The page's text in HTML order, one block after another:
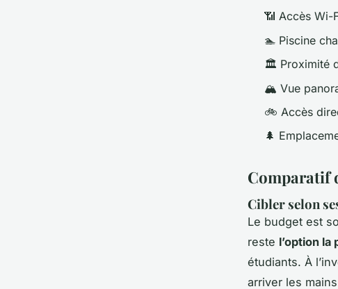
📶 Accès Wi-
🏊 Piscine
🏛️ Proximité
🏔️ Vue
🚲 Accès
🌲
Comparatif
Cibler selon
Le budget est
reste l’option la
étudiants. À
arriver les